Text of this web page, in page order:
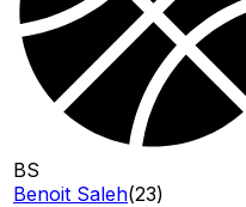
BS
Benoit Saleh(23)